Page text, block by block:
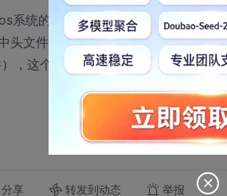
系统的支持，因此需要加入eCos系
文件的文件冲突（必须要两个系统
，这个情况怎么处理？？？
分享 转发到动态 举报